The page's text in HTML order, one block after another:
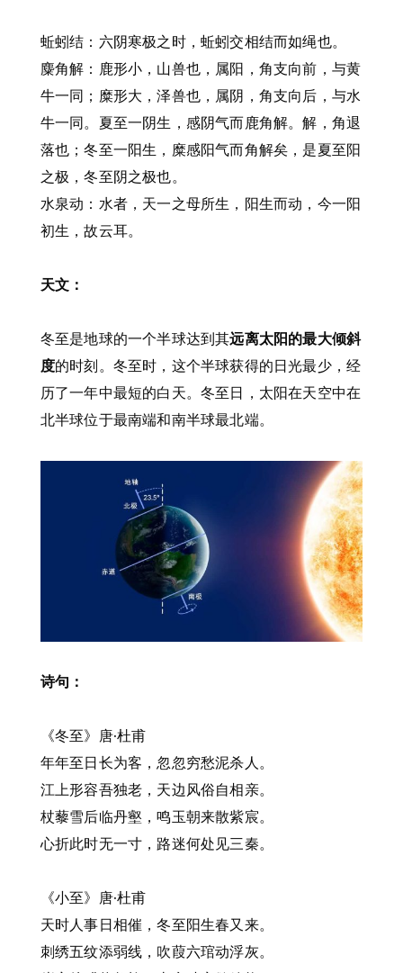
蚯蚓结：六阴寒极之时，蚯蚓交相结而如绳也。
麋角解：鹿形小，山兽也，属阳，角支向前，与黄
牛一同；糜形大，泽兽也，属阴，角支向后，与水
牛一同。夏至一阴生，感阴气而鹿角解。解，角退
落也；冬至一阳生，糜感阳气而角解矣，是夏至阳
之极，冬至阴之极也。
水泉动：水者，天一之母所生，阳生而动，今一阳
初生，故云耳。
天文：
冬至是地球的一个半球达到其远离太阳的最大倾斜
度的时刻。冬至时，这个半球获得的日光最少，经
历了一年中最短的白天。冬至日，太阳在天空中在
北半球位于最南端和南半球最北端。
诗句：
《冬至》唐·杜甫
年年至日长为客，忽忽穷愁泥杀人。
江上形容吾独老，天边风俗自相亲。
杖藜雪后临丹壑，鸣玉朝来散紫宸。
心折此时无一寸，路迷何处见三秦。
《小至》唐·杜甫
天时人事日相催，冬至阳生春又来。
刺绣五纹添弱线，吹葭六琯动浮灰。